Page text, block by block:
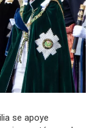
se apoye